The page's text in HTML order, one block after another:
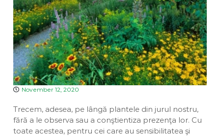
a
November 12, 2020
Trecem, adesea, pe lângă plantele din jurul nostru,
fără a le observa sau a conştientiza prezenţa lor. Cu
toate acestea, pentru cei care au sensibilitatea şi